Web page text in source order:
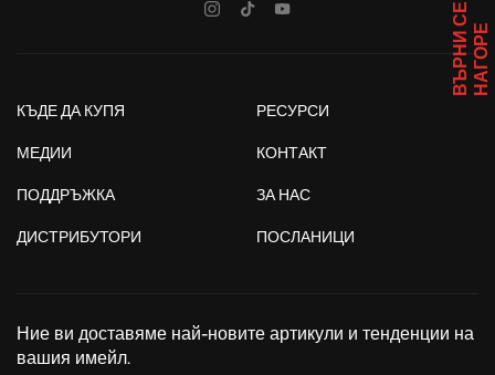
КЪДЕ ДА КУПЯ
РЕСУРСИ
МЕДИИ
КОНТАКТ
ПОДДРЪЖКА
ЗА НАС
ДИСТРИБУТОРИ
ПОСЛАНИЦИ
Ние ви доставяме най-новите артикули и тенденции на
вашия имейл.
В
Ъ
Р
Н
И
С
Е
Н
А
Г
О
РЕ